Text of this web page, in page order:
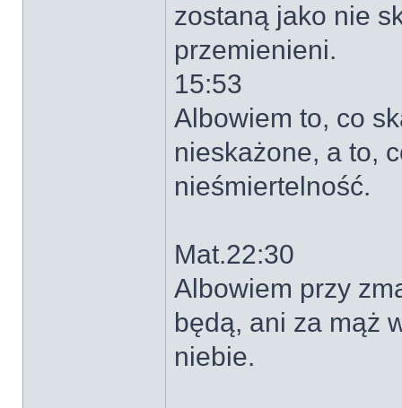
zostaną jako nie
przemienieni.
15:53
Albowiem to, co
nieskażone, a to,
nieśmiertelność.
Mat.22:30
Albowiem przy
będą, ani za mąż
niebie.